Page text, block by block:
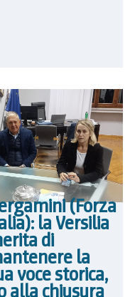
(Forza
la Versilia
di
la
voce storica,
alla chiusura